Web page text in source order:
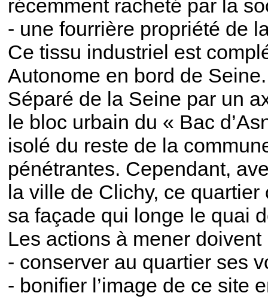
récemment racheté par la
- une fourrière propriété de
Ce tissu industriel est
Autonome en bord de Seine.
Séparé de la Seine par un
le bloc urbain du « Bac
isolé du reste de la
pénétrantes. Cependant,
la ville de Clichy, ce
sa façade qui longe le quai
Les actions à mener
- conserver au quartier ses
- bonifier l’image de ce site